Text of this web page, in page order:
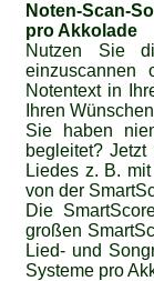
Noten-Scan-
pro Akkolade
Nutzen Sie
einzuscannen
Notentext in
Ihren
Sie haben
begleitet?
Liedes z. B.
von der
Die
großen
Lied- und
Systeme pro